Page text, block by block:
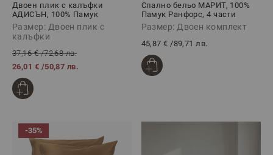
Двоен плик с калъфки
АДИСЪН, 100% Памук
Ранфорс, 3 части
Размер: Двоен плик с
калъфки
37,16 €/72,68 лв.
26,01 € /50,87 лв.
Спално бельо МАРИТ, 100%
Памук Ранфорс, 4 части
Размер: Двоен комплект
45,87 € /89,71 лв.
-35%